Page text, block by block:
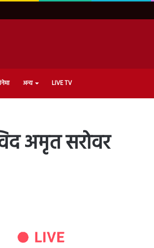
अन्य LIVE TV
अमृत सरोवर